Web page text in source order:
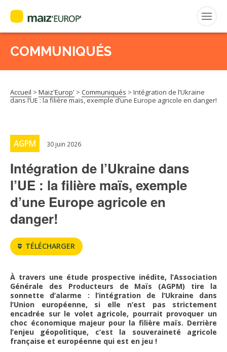
Rechercher
:
MAIZ’EUROP’
AGPM MAÏS DOUX
AGPM MAÏS SEMENCE
IRRIGANTS DE FRANCE
GERM-SERVICES
EMPLOI
COMMUNIQUÉS
Accueil > Maiz'Europ' > Communiqués > Intégration de l’Ukraine
dans l’UE : la filière maïs, exemple d’une Europe agricole en danger!
AGPM 30 juin 2026
Intégration de l’Ukraine dans
l’UE : la filière maïs, exemple
d’une Europe agricole en
danger!
TÉLÉCHARGER
À travers une étude prospective inédite, l’Association
Générale des Producteurs de Maïs (AGPM) tire la
sonnette d’alarme : l’intégration de l’Ukraine dans
l’Union européenne, si elle n’est pas strictement
encadrée sur le volet agricole, pourrait provoquer un
choc économique majeur pour la filière maïs. Derrière
l’enjeu géopolitique, c’est la souveraineté agricole
française et européenne qui est en jeu !